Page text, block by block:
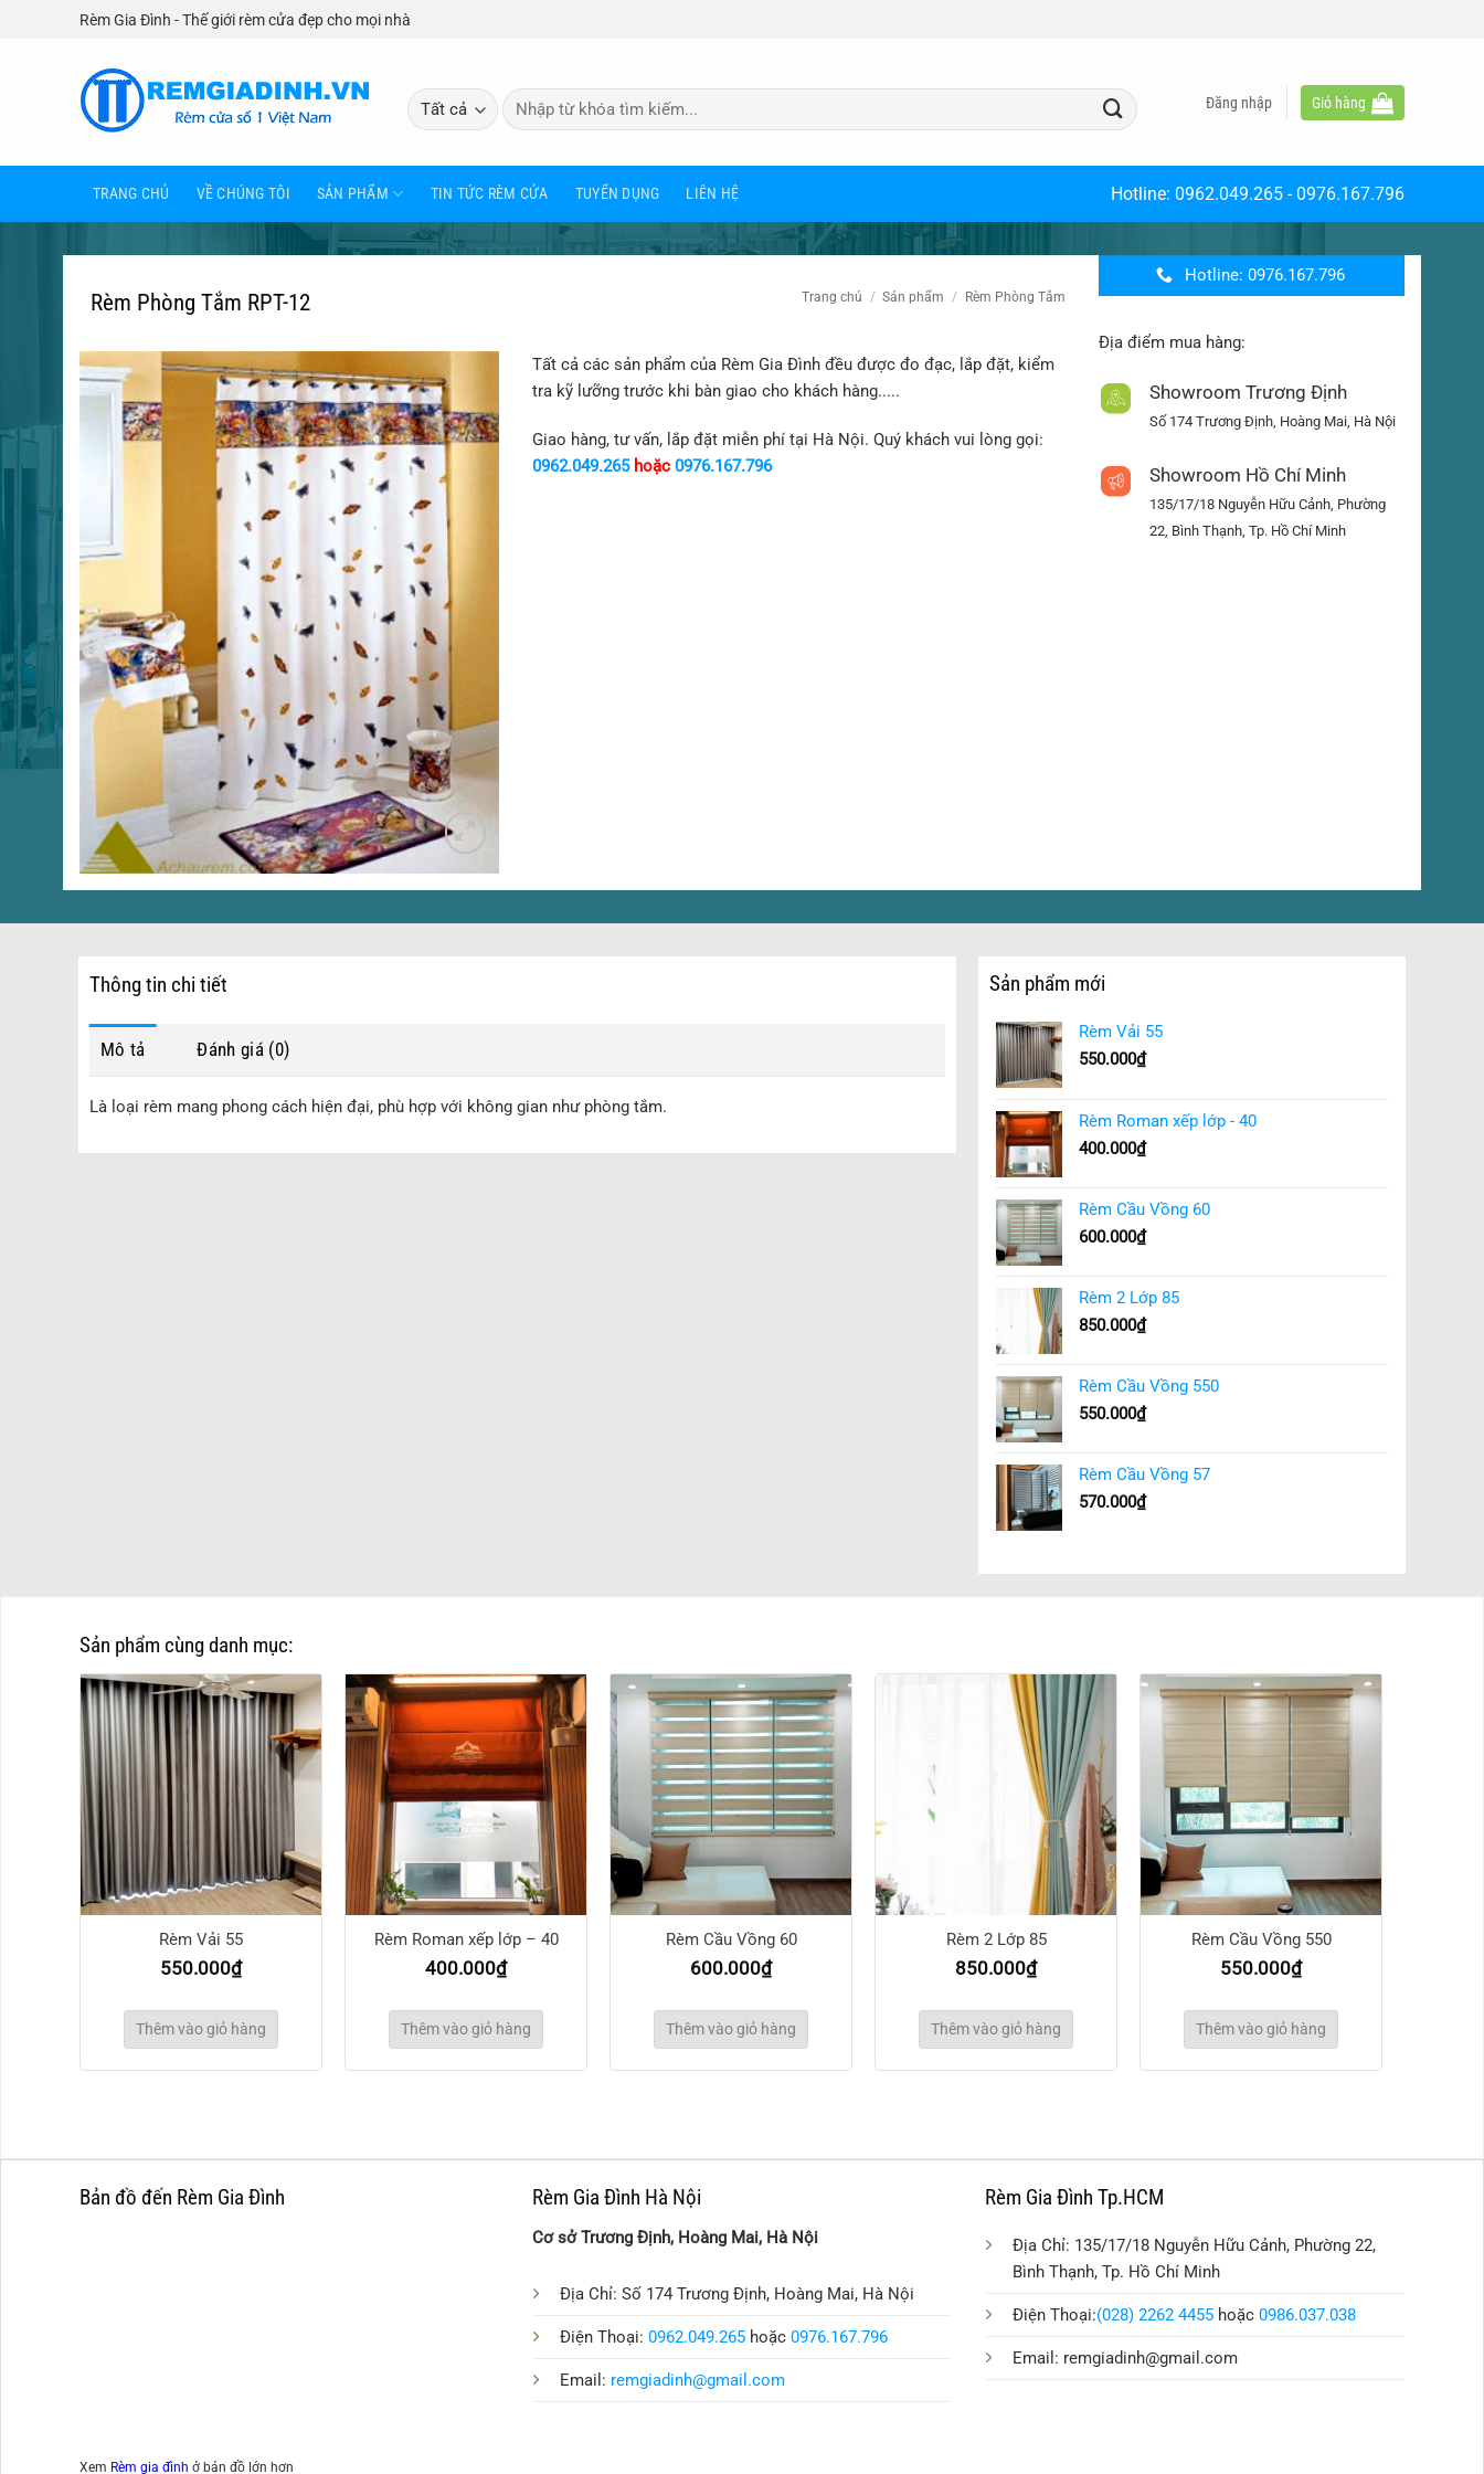
Rèm Gia Đình - Thế giới rèm cửa đẹp cho mọi nhà
Tìm
kiếm:
Đăng nhập Giỏ hàng
TRANG CHỦ VỀ CHÚNG TÔI SẢN PHẨM TIN TỨC RÈM CỬA TUYỂN DỤNG LIÊN HỆ Hotline: 0962.049.265 -0976.167.796
Rèm Phòng Tắm RPT-12 Trang chủ / Sản phẩm / Rèm Phòng Tắm
Hotline: 0976.167.796
Tất cả các sản phẩm của Rèm Gia Đình đều được đo đạc, lắp đặt, kiểm
tra kỹ lưỡng trước khi bàn giao cho khách hàng.....
Giao hàng, tư vấn, lắp đặt miễn phí tại Hà Nội. Quý khách vui lòng gọi:
0962.049.265hoặc 0976.167.796
Địa điểm mua hàng:
Showroom Trương Định
Số 174 Trương Định, Hoàng Mai, Hà Nội
Showroom Hồ Chí Minh
135/17/18 Nguyễn Hữu Cảnh, Phường
22, Bình Thạnh, Tp. Hồ Chí Minh
Thông tin chi tiết
Mô tả Đánh giá (0)
Là loại rèm mang phong cách hiện đại, phù hợp với không gian như phòng tắm.
Sản phẩm mới
Rèm Vải 55
550.000₫
Rèm Roman xếp lớp - 40
400.000₫
Rèm Cầu Vồng 60
600.000₫
Rèm 2 Lớp 85
850.000₫
Rèm Cầu Vồng 550
550.000₫
Rèm Cầu Vồng 57
570.000₫
Sản phẩm cùng danh mục:
Rèm Vải 55
550.000₫
Thêm vào giỏ hàng
Rèm Roman xếp lớp – 40
400.000₫
Thêm vào giỏ hàng
Rèm Cầu Vồng 60
600.000₫
Thêm vào giỏ hàng
Rèm 2 Lớp 85
850.000₫
Thêm vào giỏ hàng
Rèm Cầu Vồng 550
550.000₫
Thêm vào giỏ hàng
Bản đồ đến Rèm Gia Đình
Xem Rèm gia đình ở bản đồ lớn hơn
Rèm Gia Đình Hà Nội
Cơ sở Trương Định, Hoàng Mai, Hà Nội
Địa Chỉ: Số 174 Trương Định, Hoàng Mai, Hà Nội
Điện Thoại: 0962.049.265 hoặc 0976.167.796
Email: remgiadinh@gmail.com
Rèm Gia Đình Tp.HCM
Địa Chỉ: 135/17/18 Nguyễn Hữu Cảnh, Phường 22,
Bình Thạnh, Tp. Hồ Chí Minh
Điện Thoại:(028) 2262 4455 hoặc 0986.037.038
Email: remgiadinh@gmail.com